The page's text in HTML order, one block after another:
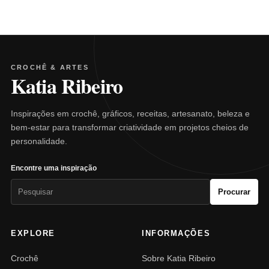
CROCHÊ & ARTES
Katia Ribeiro
Inspirações em crochê, gráficos, receitas, artesanato, beleza e
bem-estar para transformar criatividade em projetos cheios de
personalidade.
Encontre uma inspiração
Procurar
EXPLORE
Crochê
INFORMAÇÕES
Sobre Katia Ribeiro